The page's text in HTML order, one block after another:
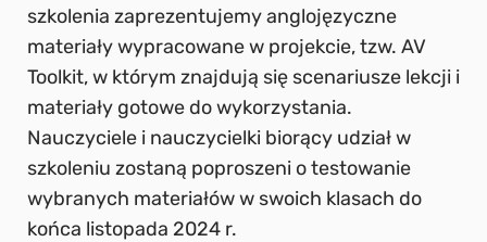
szkolenia zaprezentujemy anglojęzyczne
materiały wypracowane w projekcie, tzw. AV
Toolkit, w którym znajdują się scenariusze lekcji i
materiały gotowe do wykorzystania.
Nauczyciele i nauczycielki biorący udział w
szkoleniu zostaną poproszeni o testowanie
wybranych materiałów w swoich klasach do
końca listopada 2024 r.